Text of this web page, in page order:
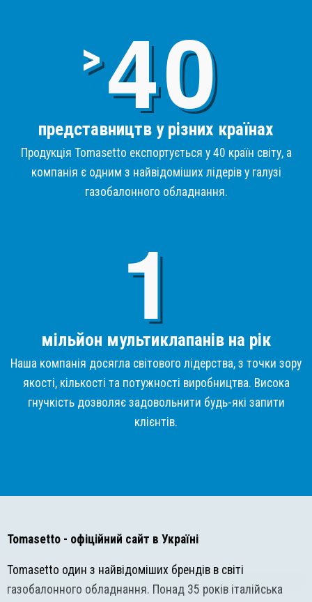
>4
представництв у різних країнах
Продукція Tomasetto експортується у 40 країн світу, а
компанія є одним з найвідоміших лідерів у галузі
газобалонного обладнання.
мільйон мультиклапанів на рік
Наша компанія досягла світового лідерства, з точки зору
якості, кількості та потужності виробництва. Висока
гнучкість дозволяє задовольнити будь-які запити
клієнтів.
Tomasetto - офіційний сайт в Україні
Tomasetto один з найвідоміших брендів в світі
газобалонного обладнання. Понад 35 років італійська